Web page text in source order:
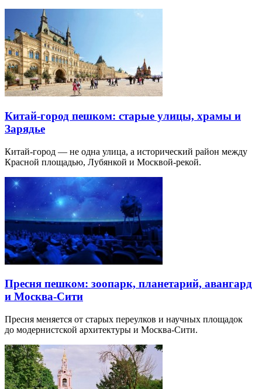
Китай-город пешком: старые улицы, храмы и
Зарядье
Китай-город — не одна улица, а исторический район между
Красной площадью, Лубянкой и Москвой-рекой.
Пресня пешком: зоопарк, планетарий, авангард
и Москва-Сити
Пресня меняется от старых переулков и научных площадок
до модернистской архитектуры и Москва-Сити.